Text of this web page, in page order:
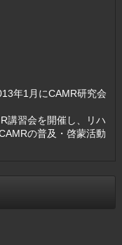
年1月にCAMR研究会
講習会を開催し、リハ
の普及・啓蒙活動